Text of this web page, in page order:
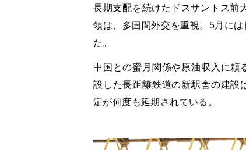
長期支配を続けたドスサントス前
領は、多国間外交を重視。5月に
た。
中国との蜜月関係や原油収入に頼
設した長距離鉄道の新駅舎の建設
定が何度も延期されている。